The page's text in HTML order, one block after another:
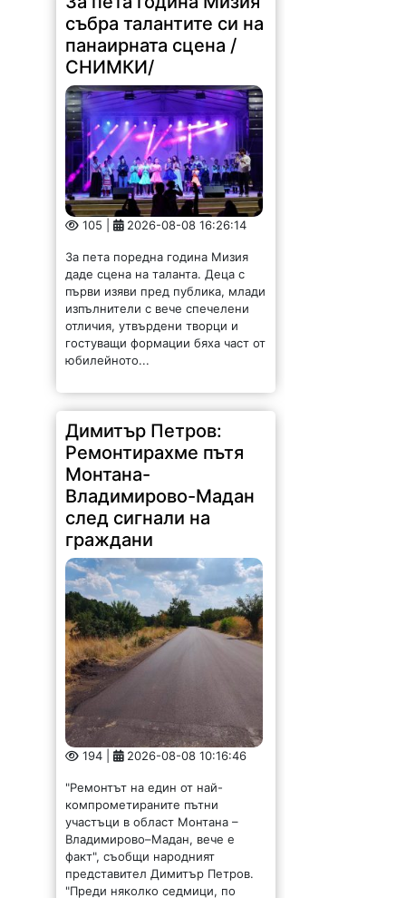
събра талантите си на
панаирната сцена /
СНИМКИ/
105 | 2026-08-08 16:26:14
За пета поредна година Мизия
даде сцена на таланта. Деца с
първи изяви пред публика, млади
изпълнители с вече спечелени
отличия, утвърдени творци и
гостуващи формации бяха част от
юбилейното...
Димитър Петров:
Ремонтирахме пътя
Монтана-
Владимирово-Мадан
след сигнали на
граждани
194 | 2026-08-08 10:16:46
"Ремонтът на един от най-
компрометираните пътни
участъци в област Монтана –
Владимирово–Мадан, вече е
факт", съобщи народният
представител Димитър Петров.
"Преди няколко седмици, по